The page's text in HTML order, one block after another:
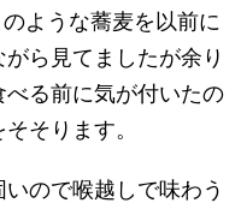
ような蕎麦を以前に
ら見てましたが余り
る前に気が付いたの
そります。
ので喉越しで味わう